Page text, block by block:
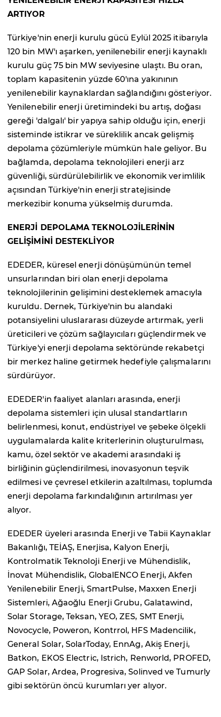
ARTIYOR
Türkiye'nin enerji kurulu gücü Eylül 2025 itibarıyla
120 bin MW'ı aşarken, yenilenebilir enerji kaynaklı
kurulu güç 75 bin MW seviyesine ulaştı. Bu oran,
toplam kapasitenin yüzde 60'ına yakınının
yenilenebilir kaynaklardan sağlandığını gösteriyor.
Yenilenebilir enerji üretimindeki bu artış, doğası
gereği 'dalgalı' bir yapıya sahip olduğu için, enerji
sisteminde istikrar ve süreklilik ancak gelişmiş
depolama çözümleriyle mümkün hale geliyor. Bu
bağlamda, depolama teknolojileri enerji arz
güvenliği, sürdürülebilirlik ve ekonomik verimlilik
açısından Türkiye'nin enerji stratejisinde
merkezibir konuma yükselmiş durumda.
ENERJİ DEPOLAMA TEKNOLOJİLERİNİN
GELİŞİMİNİ DESTEKLİYOR
EDEDER, küresel enerji dönüşümünün temel
unsurlarından biri olan enerji depolama
teknolojilerinin gelişimini desteklemek amacıyla
kuruldu. Dernek, Türkiye'nin bu alandaki
potansiyelini uluslararası düzeyde artırmak, yerli
üreticileri ve çözüm sağlayıcıları güçlendirmek ve
Türkiye'yi enerji depolama sektöründe rekabetçi
bir merkez haline getirmek hedefiyle çalışmalarını
sürdürüyor.
EDEDER'in faaliyet alanları arasında, enerji
depolama sistemleri için ulusal standartların
belirlenmesi, konut, endüstriyel ve şebeke ölçekli
uygulamalarda kalite kriterlerinin oluşturulması,
kamu, özel sektör ve akademi arasındaki iş
birliğinin güçlendirilmesi, inovasyonun teşvik
edilmesi ve çevresel etkilerin azaltılması, toplumda
enerji depolama farkındalığının artırılması yer
alıyor.
EDEDER üyeleri arasında Enerji ve Tabii Kaynaklar
Bakanlığı, TEİAŞ, Enerjisa, Kalyon Enerji,
Kontrolmatik Teknoloji Enerji ve Mühendislik,
İnovat Mühendislik, GlobalENCO Enerji, Akfen
Yenilenebilir Enerji, SmartPulse, Maxxen Enerji
Sistemleri, Ağaoğlu Enerji Grubu, Galatawind,
Solar Storage, Teksan, YEO, ZES, SMT Enerji,
Novocycle, Poweron, Kontrrol, HFS Madencilik,
General Solar, SolarToday, EnnAg, Akiş Enerji,
Batkon, EKOS Electric, Istrich, Renworld, PROFED,
GAP Solar, Ardea, Progresiva, Solinved ve Tumurly
gibi sektörün öncü kurumları yer alıyor.